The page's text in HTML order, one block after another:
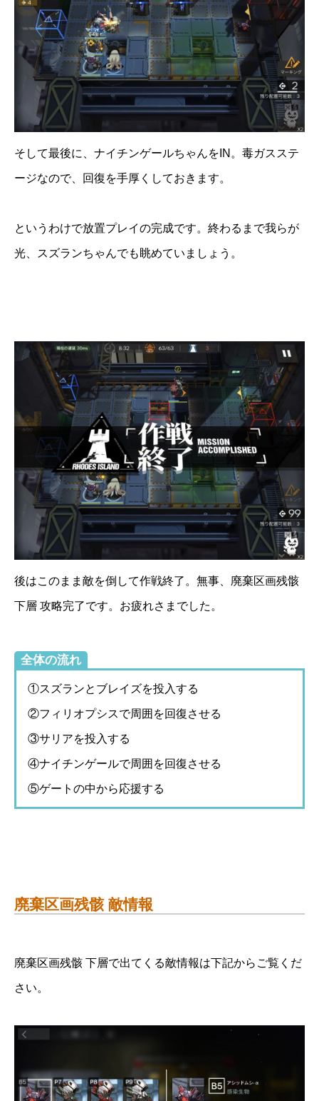
そして最後に、ナイチンゲールちゃんをIN。毒ガスステ
ージなので、回復を手厚くしておきます。
というわけで放置プレイの完成です。終わるまで我らが
光、スズランちゃんでも眺めていましょう。
後はこのまま敵を倒して作戦終了。無事、廃棄区画残骸
下層 攻略完了です。お疲れさまでした。
全体の流れ
①スズランとブレイズを投入する
②フィリオプシスで周囲を回復させる
③サリアを投入する
④ナイチンゲールで周囲を回復させる
⑤ゲートの中から応援する
廃棄区画残骸 敵情報
廃棄区画残骸 下層で出てくる敵情報は下記からご覧くだ
さい。